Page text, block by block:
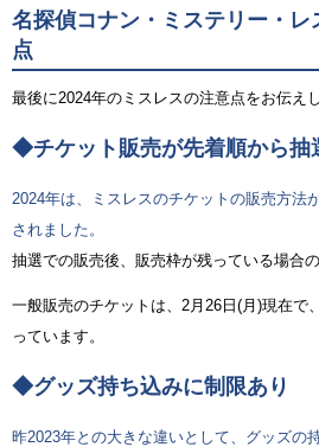
名探偵コナン・ミステリー・
点
最後に2024年のミスレスの注意点をお伝えし
◆チケット販売が先着順から抽
2024年は、ミスレスのチケットの販売方法
されました。
抽選での販売後、販売枠が残っている場合
一般販売のチケットは、2月26日(月)現在で
っています。
◆グッズ持ち込みに制限あり
昨2023年との大きな違いとして、グッズの